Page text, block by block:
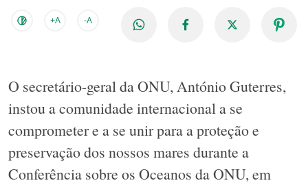
+A -A
O secretário-geral da ONU, António Guterres,
instou a comunidade internacional a se
comprometer e a se unir para a proteção e
preservação dos nossos mares durante a
Conferência sobre os Oceanos da ONU, em